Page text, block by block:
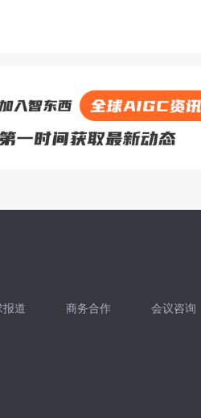
道 商务合作
扫码加我直接开聊 会议咨询